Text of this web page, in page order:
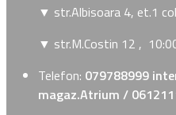
▼ str.Albisoara 4, et.1
▼ str.M.Costin 12 ,
Telefon: 079788999
magaz.Atrium /